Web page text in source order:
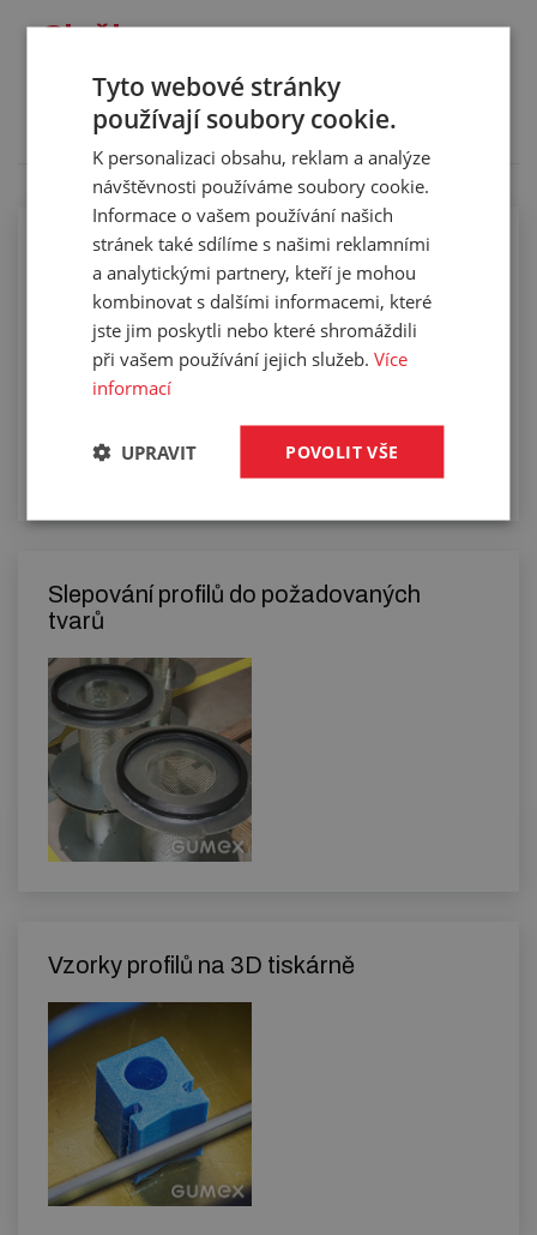
Služby
Tento výrobek pro vás upravíme na míru. Konkrétní
specifikaci budete moci upřesnit v poznámce u
objednávky.
Řezání profilů na sekacím stroji
Slepování profilů do požadovaných
tvarů
Vzorky profilů na 3D tiskárně
Tyto webové stránky
používají soubory cookie.
K personalizaci obsahu, reklam a analýze
návštěvnosti používáme soubory cookie.
Informace o vašem používání našich
stránek také sdílíme s našimi reklamními
a analytickými partnery, kteří je mohou
kombinovat s dalšími informacemi, které
jste jim poskytli nebo které shromáždili
při vašem používání jejich služeb.Více
informací
POVOLIT VŠE
UPRAVIT